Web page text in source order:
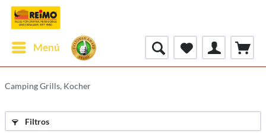
Menú
Camping Grills, Kocher
Filtros